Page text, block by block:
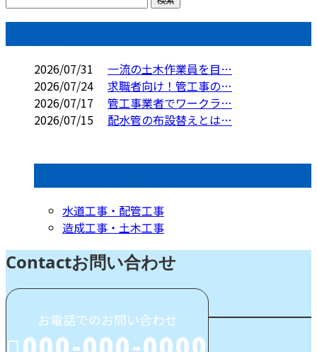
2026/07/31
一流の土木作業員を目…
2026/07/24
求職者向け！管工事の…
2026/07/17
管工事業者でワークラ…
2026/07/15
配水管の布設替えとは…
水道工事・配管工事
造成工事・土木工事
Contactお問い合わせ
お電話でのお問い合わせ